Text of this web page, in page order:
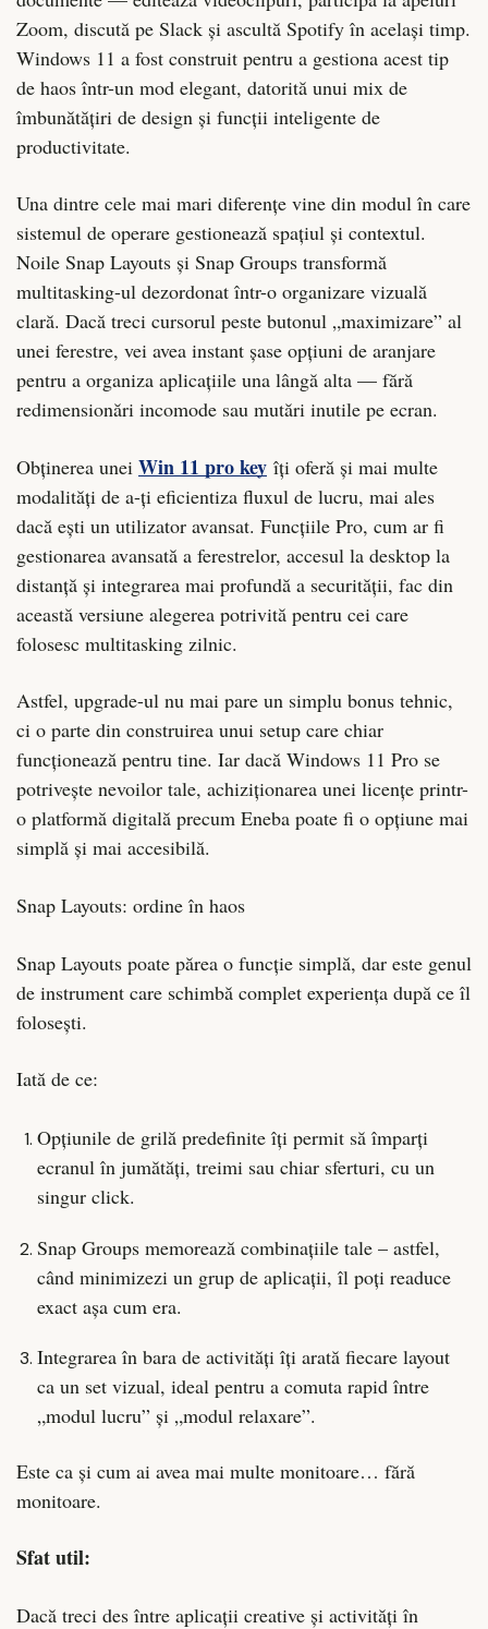
Zoom, discută pe Slack și ascultă Spotify în același timp.
Windows 11 a fost construit pentru a gestiona acest tip
de haos într-un mod elegant, datorită unui mix de
îmbunătățiri de design și funcții inteligente de
productivitate.
Una dintre cele mai mari diferențe vine din modul în care
sistemul de operare gestionează spațiul și contextul.
Noile Snap Layouts și Snap Groups transformă
multitasking-ul dezordonat într-o organizare vizuală
clară. Dacă treci cursorul peste butonul „maximizare” al
unei ferestre, vei avea instant șase opțiuni de aranjare
pentru a organiza aplicațiile una lângă alta — fără
redimensionări incomode sau mutări inutile pe ecran.
Obținerea unei Win 11 pro key îți oferă și mai multe
modalități de a-ți eficientiza fluxul de lucru, mai ales
dacă ești un utilizator avansat. Funcțiile Pro, cum ar fi
gestionarea avansată a ferestrelor, accesul la desktop la
distanță și integrarea mai profundă a securității, fac din
această versiune alegerea potrivită pentru cei care
folosesc multitasking zilnic.
Astfel, upgrade-ul nu mai pare un simplu bonus tehnic,
ci o parte din construirea unui setup care chiar
funcționează pentru tine. Iar dacă Windows 11 Pro se
potrivește nevoilor tale, achiziționarea unei licențe printr-
o platformă digitală precum Eneba poate fi o opțiune mai
simplă și mai accesibilă.
Snap Layouts: ordine în haos
Snap Layouts poate părea o funcție simplă, dar este genul
de instrument care schimbă complet experiența după ce îl
folosești.
Iată de ce:
Opțiunile de grilă predefinite îți permit să împarți
ecranul în jumătăți, treimi sau chiar sferturi, cu un
singur click.
Snap Groups memorează combinațiile tale – astfel,
când minimizezi un grup de aplicații, îl poți readuce
exact așa cum era.
Integrarea în bara de activități îți arată fiecare layout
ca un set vizual, ideal pentru a comuta rapid între
„modul lucru” și „modul relaxare”.
Este ca și cum ai avea mai multe monitoare… fără
monitoare.
Sfat util:
Dacă treci des între aplicații creative și activități în